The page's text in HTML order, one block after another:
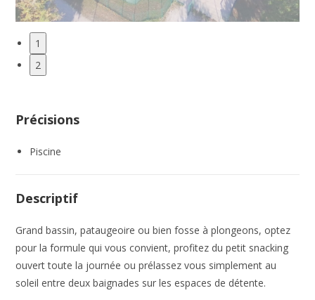
1
2
Précisions
Piscine
Descriptif
Grand bassin, pataugeoire ou bien fosse à plongeons, optez
pour la formule qui vous convient, profitez du petit snacking
ouvert toute la journée ou prélassez vous simplement au
soleil entre deux baignades sur les espaces de détente.